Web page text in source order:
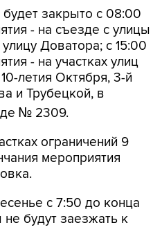
закрыто с 08:00
- на съезде с улицы
Доватора; с 15:00
- на участках улиц
летия Октября, 3-й
и Трубецкой, в
№ 2309.
ограничений 9
мероприятия
с 7:50 до конца
будут заезжать к